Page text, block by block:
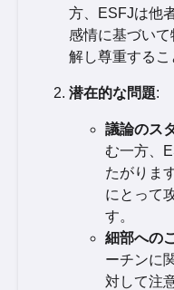
方、ESFJは他
感情に基づい
解し尊重するこ
潜在的な問題:
議論のス
む一方、
たがりま
にとって
す。
細部への
ーチンに
対して注